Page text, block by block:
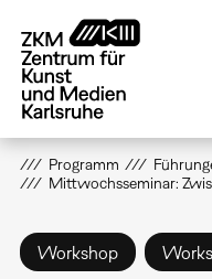
zum
Inhalt
Programm
Mittwochsseminar:
Workshop